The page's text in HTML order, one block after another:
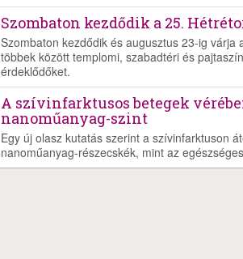
Szombaton kezdődik a 25.
Szombaton kezdődik és augusztus 23-ig
többek között templomi, szabadtéri és
érdeklődőket.
A szívinfarktusos betegek
nanoműanyag-szint
Egy új olasz kutatás szerint a szívinfarktuson
nanoműanyag-részecskék, mint az